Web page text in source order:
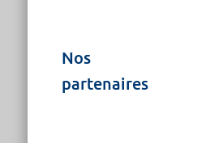
Nos
partenaires